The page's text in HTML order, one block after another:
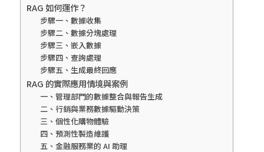
RAG 如何運作？
步驟一、數據收集
步驟二、數據分塊處理
步驟三、嵌入數據
步驟四、查詢處理
步驟五、生成最終回應
RAG 的實際應用情境與案例
一、管理部門的數據整合與報告生成
二、行銷與業務數據驅動決策
三、個性化購物體驗
四、預測性製造維護
五、金融服務業的 AI 助理